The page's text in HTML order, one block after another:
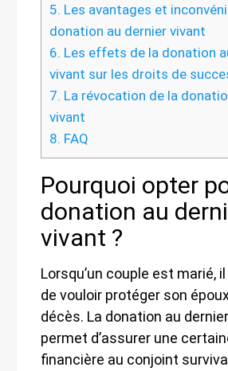
5. Les avantages et
donation au dernier vivant
6. Les effets de la donation
vivant sur les droits de
7. La révocation de la
vivant
8. FAQ
Pourquoi opter
donation au
vivant ?
Lorsqu’un couple est marié,
de vouloir protéger son
décès. La donation au
permet d’assurer une
financière au conjoint